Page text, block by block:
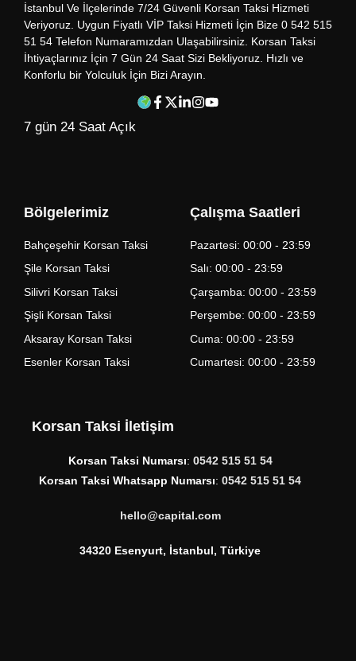
İstanbul Ve İlçelerinde 7/24 Güvenli Korsan Taksi Hizmeti
Veriyoruz. Uygun Fiyatlı VİP Taksi Hizmeti İçin Bize 0 542 515
51 54 Telefon Numaramızdan Ulaşabilirsiniz. Korsan Taksi
İhtiyaçlarınız İçin 7 Gün 24 Saat Sizi Bekliyoruz. Hızlı ve
Konforlu bir Yolculuk İçin Bizi Arayın.
7 gün 24 Saat Açık
Bölgelerimiz
Bahçeşehir Korsan Taksi
Şile Korsan Taksi
Silivri Korsan Taksi
Şişli Korsan Taksi
Aksaray Korsan Taksi
Esenler Korsan Taksi
Çalışma Saatleri
Pazartesi: 00:00 - 23:59
Salı: 00:00 - 23:59
Çarşamba: 00:00 - 23:59
Perşembe: 00:00 - 23:59
Cuma: 00:00 - 23:59
Cumartesi: 00:00 - 23:59
Korsan Taksi İletişim
Korsan Taksi Numarsı: 0542 515 51 54
Korsan Taksi Whatsapp Numarsı: 0542 515 51 54
hello@capital.com
34320 Esenyurt, İstanbul, Türkiye